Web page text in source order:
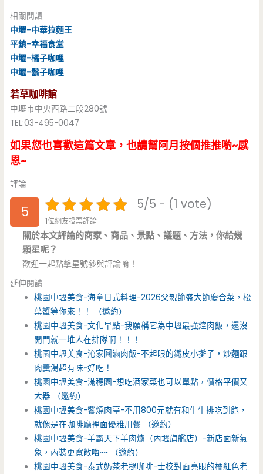
相關閱讀
中壢-中華拉麵王
平鎮-幸福食堂
中壢-橘子咖哩
中壢-鬍子咖哩
若草咖啡館
中壢市中央西路二段280號
TEL:03-495-0047
如果您也喜歡這篇文章，也請幫阿月按個推推喲~感
恩~
評論
5 5/5 - (1 vote)
1位網友投票評論
關於本文評論的商家、商品、景點、議題、方法，你給幾
顆星呢？
歡迎一起點擊星號參與評論唷！
延伸閱讀
桃園中壢美食-海童日式料理-2026父親節盛大節慶合菜，松
葉蟹等你來！！ （邀約）
桃園中壢美食-文化早點-我願稱它為中壢最強焢肉飯，還沒
開門就一堆人在排隊啊！！！
桃園中壢美食-沁家圓滷肉飯-不起眼的鐵皮小攤子，炒麵跟
肉羹湯超有味~好吃！
桃園中壢美食-滿穗園-想吃酒家菜也可以單點，價格平價又
大器 （邀約）
桃園中壢美食-饗燒肉亭-不用800元就有和牛牛排吃到飽，
就像是在咖啡廳裡面優雅用餐 （邀約）
桃園中壢美食-羊霸天下羊肉爐（內壢旗艦店）-新店面新氣
象，內裝更寬敞嚕~~ （邀約）
桃園中壢美食-泰式奶茶老撾咖啡-士校對面亮眼的橘紅色老